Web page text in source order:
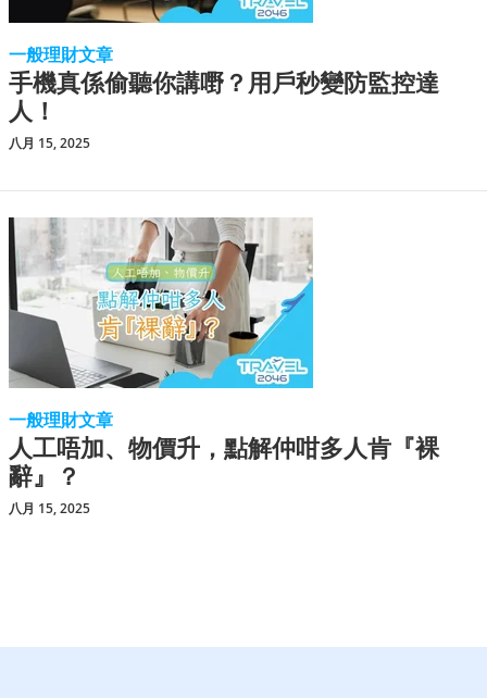
一般理財文章
手機真係偷聽你講嘢？用戶秒變防監控達
人！
八月 15, 2025
一般理財文章
人工唔加、物價升，點解仲咁多人肯『裸
辭』？
八月 15, 2025